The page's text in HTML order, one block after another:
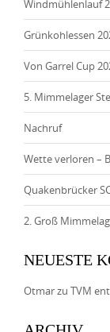
Windmühlenlauf
Grünkohlessen
Von Garrel Cup
5. Mimmelager
Nachruf
Wette verloren –
Quakenbrücker
2. Groß
NEUESTE
Otmarzu TVM